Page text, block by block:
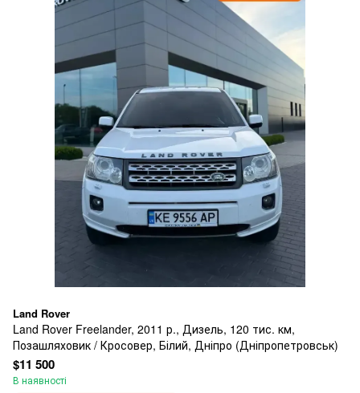
Land Rover
Land Rover Freelander, 2011 р., Дизель, 120 тис. км,
Позашляховик / Кросовер, Білий, Дніпро (Дніпропетровськ)
$11 500
В наявності